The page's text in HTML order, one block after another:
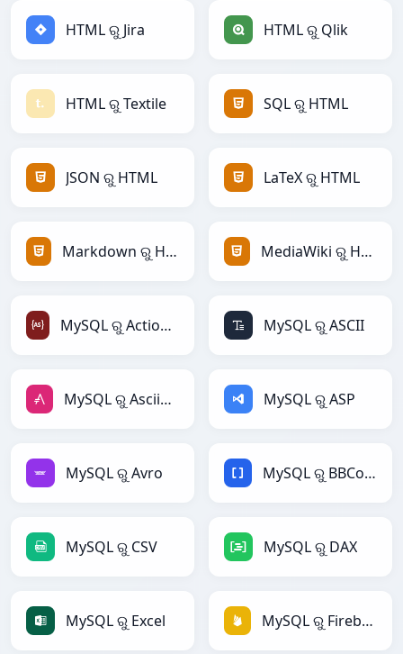
HTML ରୁ Jira HTML ରୁ Qlik
HTML ରୁ Textile SQL ରୁ HTML
JSON ରୁ HTML LaTeX ରୁ HTML
Markdown ରୁ HTML MediaWiki ରୁ HTML
MySQL ରୁ ActionScript MySQL ରୁ ASCII
MySQL ରୁ AsciiDoc MySQL ରୁ ASP
MySQL ରୁ Avro MySQL ରୁ BBCode
MySQL ରୁ CSV MySQL ରୁ DAX
MySQL ରୁ Excel MySQL ରୁ Firebase